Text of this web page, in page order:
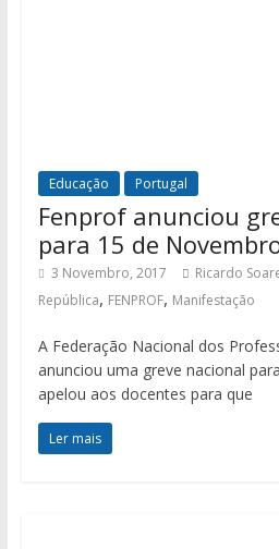
Educação Portugal
Fenprof anunciou
para 15 de
3 Novembro, 2017 Ricardo
República, FENPROF, Manifestação
A Federação Nacional dos
anunciou uma greve nacional
apelou aos docentes para que
Ler mais